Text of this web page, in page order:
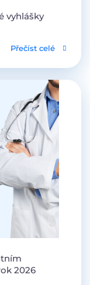
vyhlášky
Přečíst celé
2026